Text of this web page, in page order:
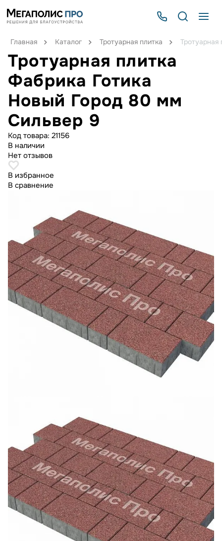
Главная Каталог Тротуарная плитка
Тротуарная плитка
Фабрика Готика
Новый Город 80 мм
Сильвер 9
Код товара: 21156
В наличии
Нет отзывов
В избранное
В сравнение